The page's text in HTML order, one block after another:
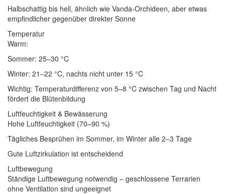
Halbschattig bis hell, ähnlich wie Vanda-Orchideen, aber etwas
empfindlicher gegenüber direkter Sonne
Temperatur
Warm:
Sommer: 25–30 °C
Winter: 21–22 °C, nachts nicht unter 15 °C
Wichtig: Temperaturdifferenz von 5–8 °C zwischen Tag und Nacht
fördert die Blütenbildung
Luftfeuchtigkeit & Bewässerung
Hohe Luftfeuchtigkeit (70–90 %)
Tägliches Besprühen im Sommer, im Winter alle 2–3 Tage
Gute Luftzirkulation ist entscheidend
Luftbewegung
Ständige Luftbewegung notwendig – geschlossene Terrarien
ohne Ventilation sind ungeeignet